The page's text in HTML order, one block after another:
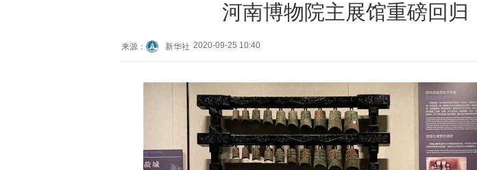
河南博物院主展馆重磅回归
来源： 新华社 2020-09-25 10:40